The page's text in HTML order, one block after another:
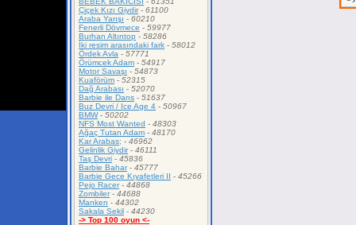
Çiçek Kızı Giydir- 61100
Araba Yarışı - 60210
Fenerli Dövmece - 59977
Burhan Altıntop - 58286
İki resim arasındaki fark - 58012
Ördek Avla - 57771
Örümcek Adam - 54917
Motor Savaşı - 54873
Kuaförüm - 52315
Dağ Arabası - 52070
Barbie ile Dans - 51637
Buz Devri / Ice Age 4 - 50967
BMW- 50202
NFS Most Wanted - 48303
Ağaç Tutan Adam - 48170
Kar Arabas; - 46962
Gelinlik Giydir- 46111
Taş Devri - 45836
Barbie Bahar- 45777
Barbie Gece Kıyafetleri II - 45266
Pejo Racer- 44868
Zombiler- 44688
Manken - 44302
Sakala Sekil - 44230
-> Top 100 oyun <-